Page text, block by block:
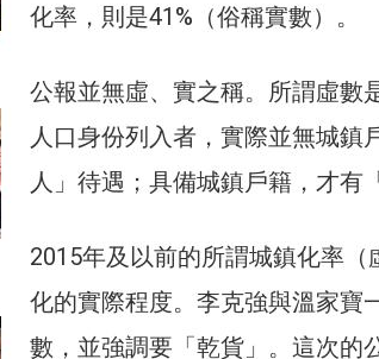
化率，則是41%（俗稱實數）。
公報並無虛、實之稱。所謂虛數
人口身份列入者，實際並無城鎮
人」待遇；具備城鎮戶籍，才有
2015年及以前的所謂城鎮化率
化的實際程度。李克強與溫家寶
數，並強調要「乾貨」。這次的